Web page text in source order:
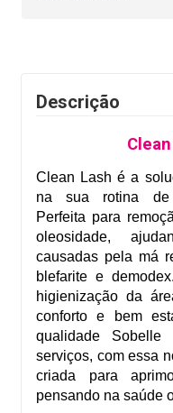
Descrição
Clean Lash é a
na sua rotina de
Perfeita para
oleosidade,
causadas pela má
blefarite e
higienização da
conforto e bem
qualidade
serviços, com essa
criada para
pensando na saúde